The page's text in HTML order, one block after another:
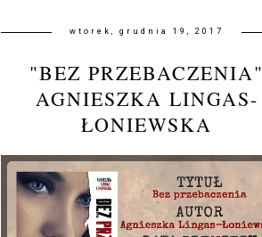
wtorek, grudnia 19, 2017
"BEZ PRZEBACZENIA"
AGNIESZKA LINGAS-
ŁONIEWSKA